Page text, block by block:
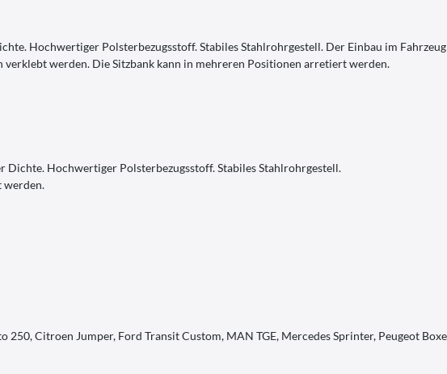
Hochwertiger Polsterbezugsstoff. Stabiles Stahlrohrgestell. Der Einbau im
verklebt werden. Die Sitzbank kann in mehreren Positionen arretiert werden.
Hochwertiger Polsterbezugsstoff. Stabiles Stahlrohrgestell.
werden.
250, Citroen Jumper, Ford Transit Custom, MAN TGE, Mercedes Sprinter, Peugeot